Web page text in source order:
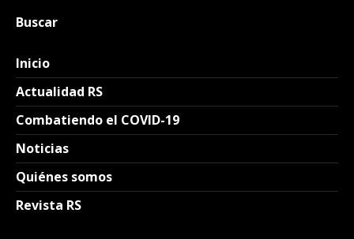
Buscar
Inicio
Actualidad RS
Combatiendo el COVID-19
Noticias
Quiénes somos
Revista RS